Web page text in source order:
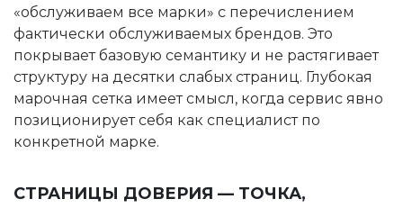
«обслуживаем все марки» с перечислением
фактически обслуживаемых брендов. Это
покрывает базовую семантику и не растягивает
структуру на десятки слабых страниц. Глубокая
марочная сетка имеет смысл, когда сервис явно
позиционирует себя как специалист по
конкретной марке.
СТРАНИЦЫ ДОВЕРИЯ — ТОЧКА,